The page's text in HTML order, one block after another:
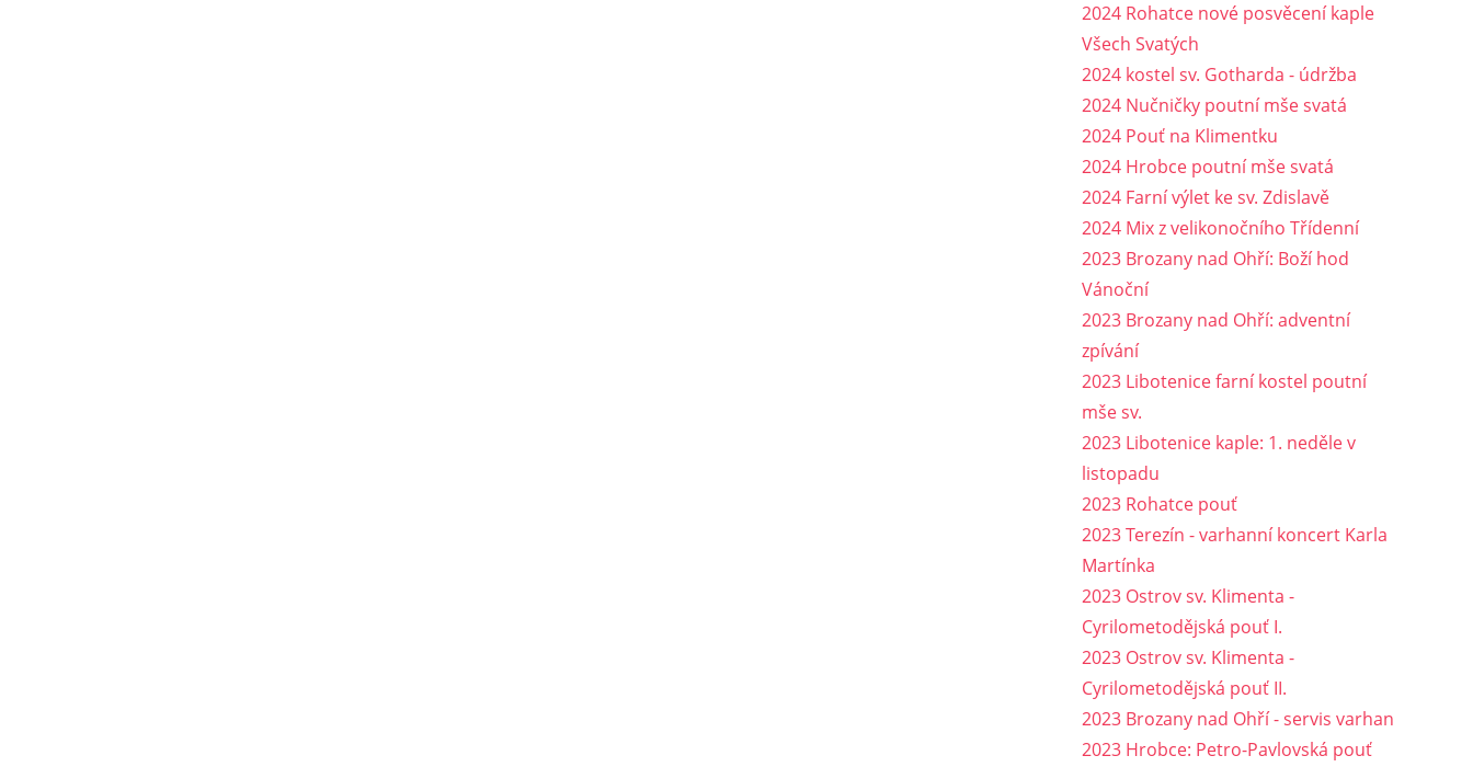
2024 Rohatce nové posvěcení kaple
Všech Svatých
2024 kostel sv. Gotharda - údržba
2024 Nučničky poutní mše svatá
2024 Pouť na Klimentku
2024 Hrobce poutní mše svatá
2024 Farní výlet ke sv. Zdislavě
2024 Mix z velikonočního Třídenní
2023 Brozany nad Ohří: Boží hod
Vánoční
2023 Brozany nad Ohří: adventní
zpívání
2023 Libotenice farní kostel poutní
mše sv.
2023 Libotenice kaple: 1. neděle v
listopadu
2023 Rohatce pouť
2023 Terezín - varhanní koncert Karla
Martínka
2023 Ostrov sv. Klimenta -
Cyrilometodějská pouť I.
2023 Ostrov sv. Klimenta -
Cyrilometodějská pouť II.
2023 Brozany nad Ohří - servis varhan
2023 Hrobce: Petro-Pavlovská pouť